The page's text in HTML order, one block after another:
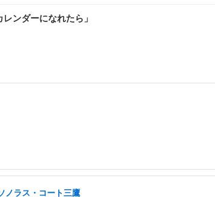
ンダーになれたら」
ノラス・コート三鷹